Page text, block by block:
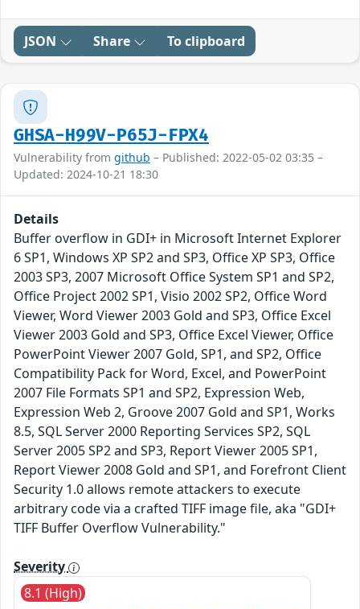
JSON Share To clipboard
GHSA-H99V-P65J-FPX4
Vulnerability from github – Published: 2022-05-02 03:35 –
Updated: 2024-10-21 18:30
Details
Buffer overflow in GDI+ in Microsoft Internet Explorer
6 SP1, Windows XP SP2 and SP3, Office XP SP3, Office
2003 SP3, 2007 Microsoft Office System SP1 and SP2,
Office Project 2002 SP1, Visio 2002 SP2, Office Word
Viewer, Word Viewer 2003 Gold and SP3, Office Excel
Viewer 2003 Gold and SP3, Office Excel Viewer, Office
PowerPoint Viewer 2007 Gold, SP1, and SP2, Office
Compatibility Pack for Word, Excel, and PowerPoint
2007 File Formats SP1 and SP2, Expression Web,
Expression Web 2, Groove 2007 Gold and SP1, Works
8.5, SQL Server 2000 Reporting Services SP2, SQL
Server 2005 SP2 and SP3, Report Viewer 2005 SP1,
Report Viewer 2008 Gold and SP1, and Forefront Client
Security 1.0 allows remote attackers to execute
arbitrary code via a crafted TIFF image file, aka "GDI+
TIFF Buffer Overflow Vulnerability."
Severity
8.1 (High)